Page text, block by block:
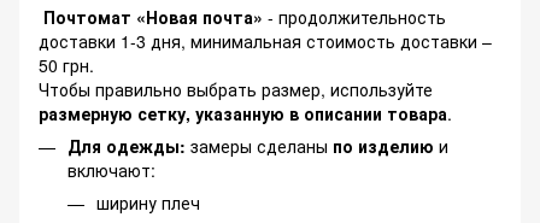
Почтомат «Новая почта» - продолжительность
доставки 1-3 дня, минимальная стоимость доставки –
50 грн.
Чтобы правильно выбрать размер, используйте
размерную сетку, указанную в описании товара.
Для одежды: замеры сделаны по изделию и
включают:
ширину плеч